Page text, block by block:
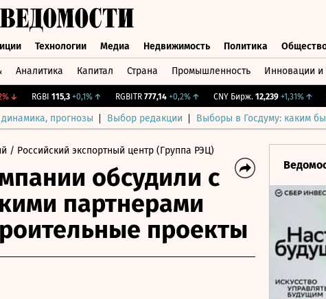
Технологии Медиа Недвижимость Политика
Аналитика Капитал Страна Промышленность Инновации и
RGBI 115,3 +0,1%↑ RGBITR 777,14 +0,2%↑ CNY Бирж. 12,239 +1,31%↑
прогнозы Выбор редакции Выборы в Госдуму: каким
/ Российский экспортный центр (Группа РЭЦ)
обсудили с
партнерами
проекты